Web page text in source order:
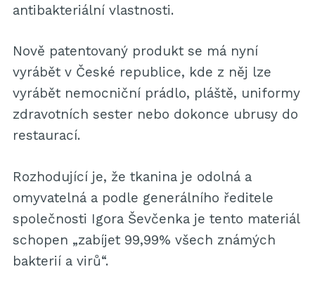
antibakteriální vlastnosti.
Nově patentovaný produkt se má nyní
vyrábět v České republice, kde z něj lze
vyrábět nemocniční prádlo, pláště, uniformy
zdravotních sester nebo dokonce ubrusy do
restaurací.
Rozhodující je, že tkanina je odolná a
omyvatelná a podle generálního ředitele
společnosti Igora Ševčenka je tento materiál
schopen „zabíjet 99,99% všech známých
bakterií a virů“.